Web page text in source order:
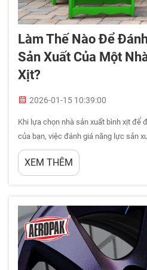
Làm Thế Nào Để
Sản Xuất Của Một
Xịt?
2026-01-15 10:39:00
Khi lựa chọn nhà sản xuất bình xịt để
của bạn, việc đánh giá năng lực sản
đảm bảo chất lượng, độ tin cậy và
tác lâu dài. Ngành sản xuất bình xịt
XEM THÊM